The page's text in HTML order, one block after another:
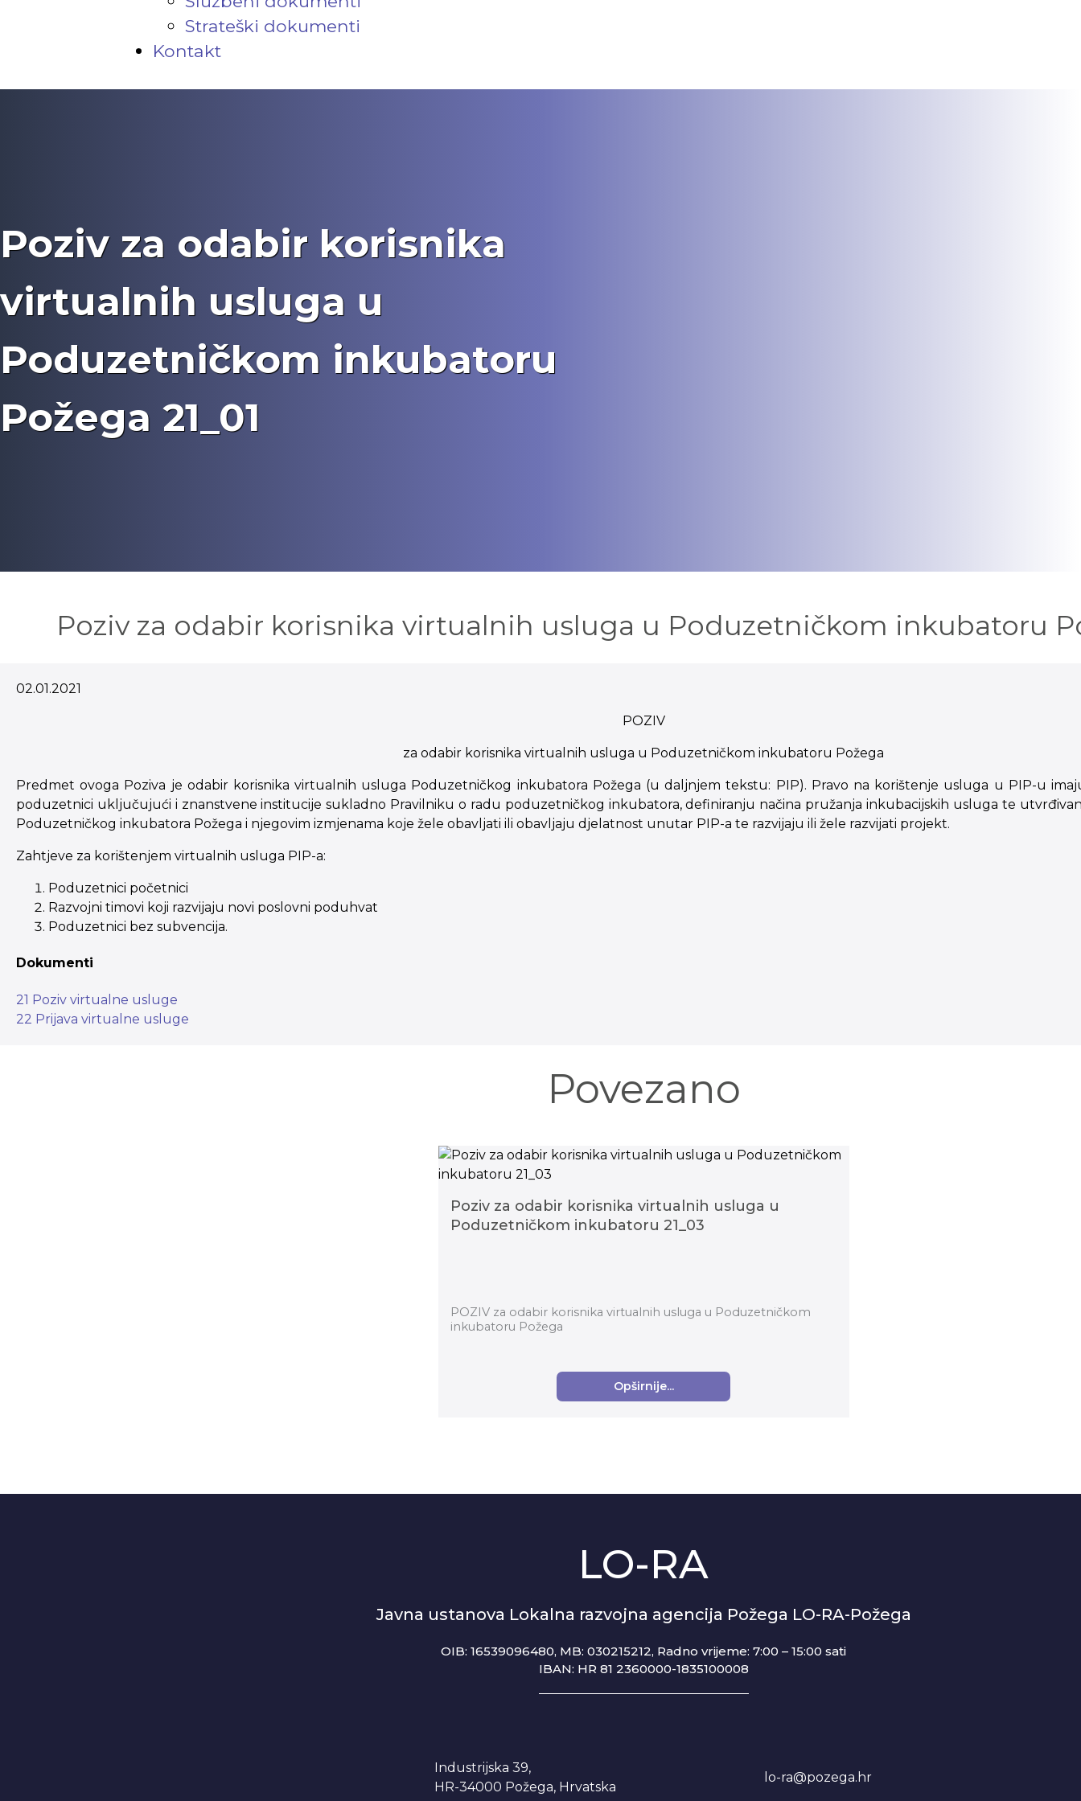
Strateški dokumenti
Kontakt
Poziv za odabir korisnika
virtualnih usluga u
Poduzetničkom inkubatoru
Požega 21_01
Poziv za odabir korisnika virtualnih usluga u Poduzetničkom inkubatoru
02.01.2021
POZIV
za odabir korisnika virtualnih usluga u Poduzetničkom inkubatoru Požega
Predmet ovoga Poziva je odabir korisnika virtualnih usluga Poduzetničkog inkubatora Požega (u daljnjem tekstu: PIP). Pravo na korištenje usluga u PIP-u
poduzetnici uključujući i znanstvene institucije sukladno Pravilniku o radu poduzetničkog inkubatora, definiranju načina pružanja inkubacijskih usluga te
Poduzetničkog inkubatora Požega i njegovim izmjenama koje žele obavljati ili obavljaju djelatnost unutar PIP-a te razvijaju ili žele razvijati projekt.
Zahtjeve za korištenjem virtualnih usluga PIP-a:
Poduzetnici početnici
Razvojni timovi koji razvijaju novi poslovni poduhvat
Poduzetnici bez subvencija.
Dokumenti
21 Poziv virtualne usluge
22 Prijava virtualne usluge
Povezano
Poziv za odabir korisnika virtualnih usluga u
Poduzetničkom inkubatoru 21_03
POZIV za odabir korisnika virtualnih usluga u Poduzetničkom
inkubatoru Požega
Opširnije...
LO-RA
Javna ustanova Lokalna razvojna agencija Požega LO-RA-Požega
OIB: 16539096480, MB: 030215212, Radno vrijeme: 7:00 – 15:00 sati
IBAN: HR 81 2360000-1835100008
Industrijska 39,
HR-34000 Požega, Hrvatska
lo-ra@pozega.hr